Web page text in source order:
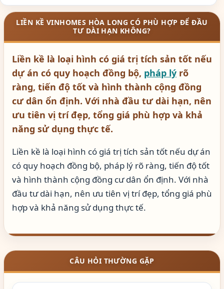
LIỀN KỀ VINHOMES HÒA LONG CÓ PHÙ HỢP ĐỂ ĐẦU
TƯ DÀI HẠN KHÔNG?
Liền kề là loại hình có giá trị tích sản tốt nếu
dự án có quy hoạch đồng bộ, pháp lý rõ
ràng, tiến độ tốt và hình thành cộng đồng
cư dân ổn định. Với nhà đầu tư dài hạn, nên
ưu tiên vị trí đẹp, tổng giá phù hợp và khả
năng sử dụng thực tế.
Liền kề là loại hình có giá trị tích sản tốt nếu dự án
có quy hoạch đồng bộ, pháp lý rõ ràng, tiến độ tốt
và hình thành cộng đồng cư dân ổn định. Với nhà
đầu tư dài hạn, nên ưu tiên vị trí đẹp, tổng giá phù
hợp và khả năng sử dụng thực tế.
CÂU HỎI THƯỜNG GẶP